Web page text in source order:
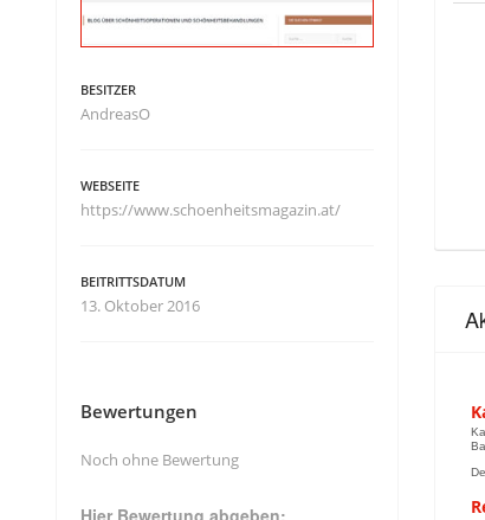
BESITZER
AndreasO
WEBSEITE
https://www.schoenheitsmagazin.at/
BEITRITTSDATUM
13. Oktober 2016
Bewertungen
Noch ohne Bewertung
Hier Bewertung abgeben: